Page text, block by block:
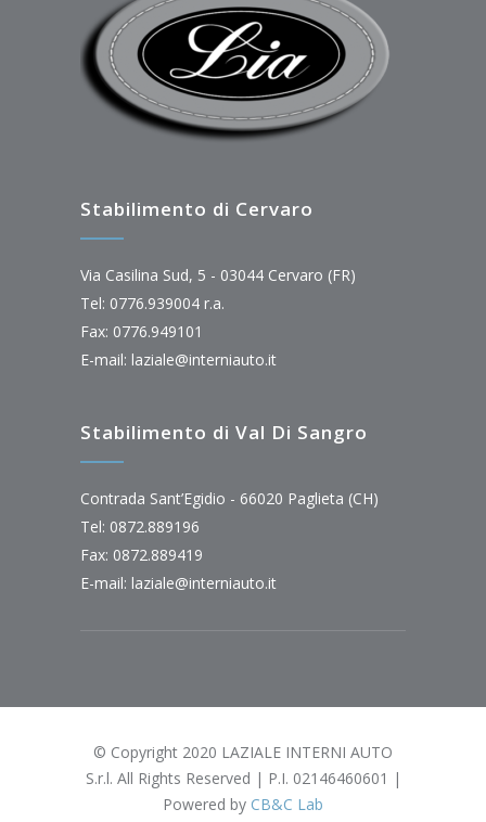
Stabilimento di Cervaro
Via Casilina Sud, 5 - 03044 Cervaro (FR)
Tel: 0776.939004 r.a.
Fax: 0776.949101
E-mail: laziale@interniauto.it
Stabilimento di Val Di Sangro
Contrada Sant’Egidio - 66020 Paglieta (CH)
Tel: 0872.889196
Fax: 0872.889419
E-mail: laziale@interniauto.it
© Copyright 2020 LAZIALE INTERNI AUTO
S.r.l. All Rights Reserved | P.I. 02146460601 |
Powered by CB&C Lab